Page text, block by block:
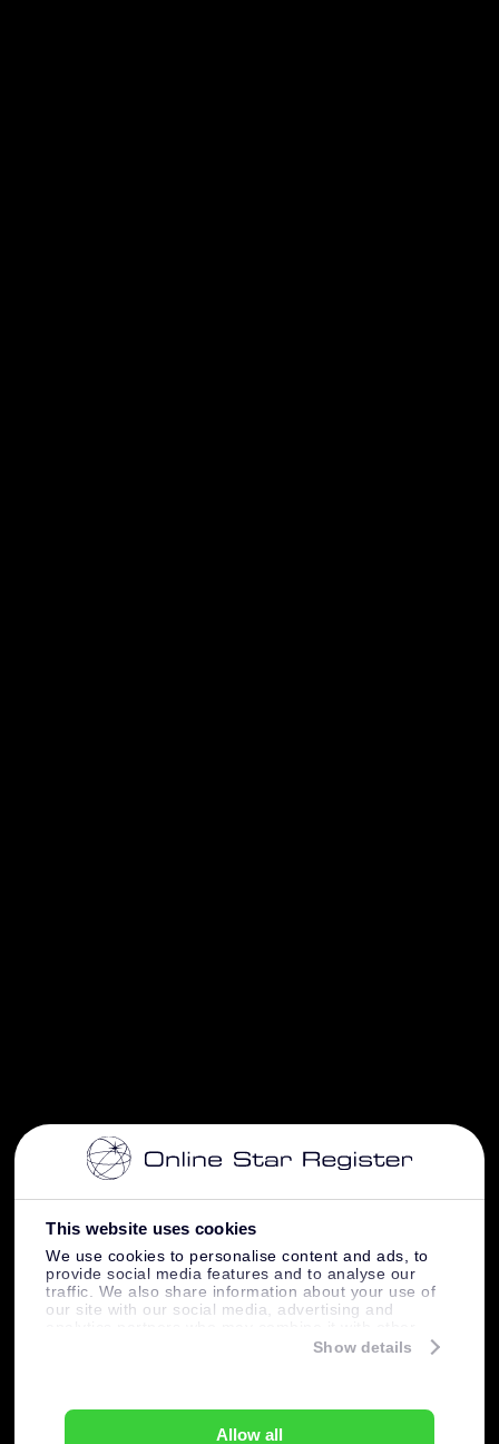
This website uses cookies
We use cookies to personalise content and ads, to
provide social media features and to analyse our
traffic. We also share information about your use of
our site with our social media, advertising and
information that you’ve provided to them or that
Show details
Allow all